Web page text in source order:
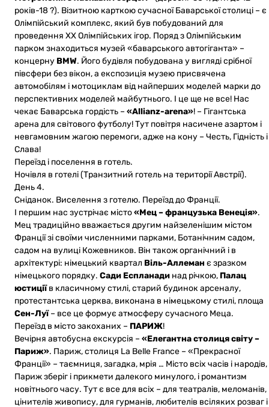
років-18 ?). Візитною карткою сучасної Баварської столиці – є
Олімпійський комплекс, який був побудований для
проведення XX Олімпійських ігор. Поряд з Олімпійським
парком знаходиться музей «баварського автогіганта» –
концерну BMW. Його будівля побудована у вигляді срібної
півсфери без вікон, а експозиція музею присвячена
автомобілям і мотоциклам від найперших моделей марки до
перспективних моделей майбутнього. І це ще не все! Нас
чекає Баварська гордість – «Allianz-arena»! – Гігантська
арена для світового футболу! Тут повітря насичене азартом і
невгамовним жагою перемоги, адже на кону – Честь, Гідність і
Слава!
Переїзд і поселення в готель.
Ночівля в готелі (Транзитний готель на території Австрії).
День 4.
Сніданок. Виселення з готелю. Переїзд до Франції.
І першим нас зустрічає місто«Мец – французька Венеція».
Мец традиційно вважається другим найзеленішим містом
Франції зі своїми численними парками, Ботанічним садом,
садом на вулиці Кожевников. Він також органічний і в
архітектурі: німецький квартал Віль-Аллеман є зразком
німецького порядку. Сади Еспланади над річкою, Палац
юстиціїв класичному стилі, старий будинок арсеналу,
протестантська церква, виконана в німецькому стилі, площа
Сен-Луї– все це формує атмосферу сучасного Меца.
Переїзд в місто закоханих – ПАРИЖ!
Вечірня автобусна екскурсія – «Елегантна столиця світу –
Париж». Париж, столиця La Belle France – «Прекрасної
Франції» – таємниця, загадка, мрія … Місто всіх часів і народів,
Париж зберіг і прикмети далекого минулого, і романтизм
новітнього часу. Тут є все для всіх – для театралів, меломанів,
цінителів живопису, для гурманів, любителів всіляких розваг і